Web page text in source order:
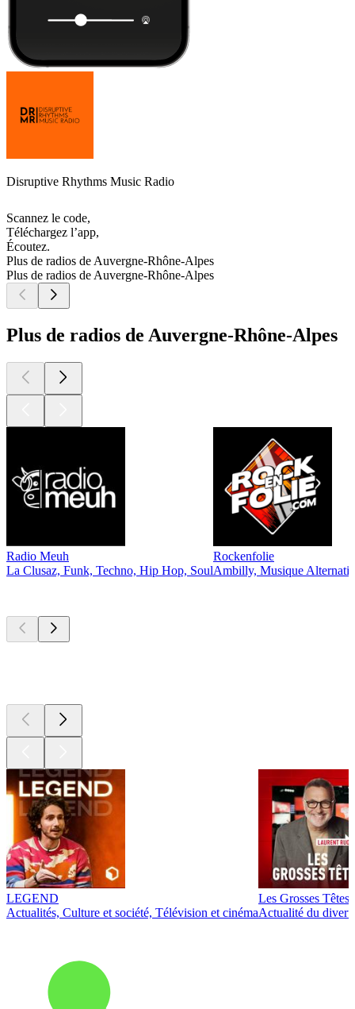
Disruptive Rhythms Music Radio
Scannez le code,
Téléchargez l’app,
Écoutez.
Plus de radios de Auvergne-Rhône-Alpes
Plus de radios de Auvergne-Rhône-Alpes
Plus de radios de Auvergne-Rhône-Alpes
Radio Meuh
La Clusaz, Funk, Techno, Hip Hop, Soul
Rockenfolie
Ambilly, Musique
LEGEND
Actualités, Culture et société, Télévision et cinéma
Les Grosses Têtes
Actualité du